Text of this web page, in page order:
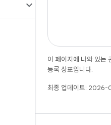
이 페이지에 나와 있는
등록 상표입니다.
최종 업데이트: